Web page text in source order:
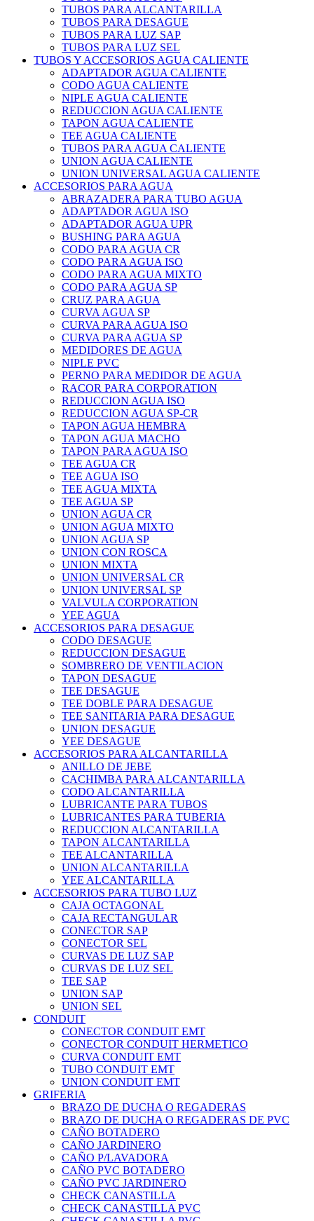
TUBOS PARA ALCANTARILLA
TUBOS PARA DESAGUE
TUBOS PARA LUZ SAP
TUBOS PARA LUZ SEL
TUBOS Y ACCESORIOS AGUA CALIENTE
ADAPTADOR AGUA CALIENTE
CODO AGUA CALIENTE
NIPLE AGUA CALIENTE
REDUCCION AGUA CALIENTE
TAPON AGUA CALIENTE
TEE AGUA CALIENTE
TUBOS PARA AGUA CALIENTE
UNION AGUA CALIENTE
UNION UNIVERSAL AGUA CALIENTE
ACCESORIOS PARA AGUA
ABRAZADERA PARA TUBO AGUA
ADAPTADOR AGUA ISO
ADAPTADOR AGUA UPR
BUSHING PARA AGUA
CODO PARA AGUA CR
CODO PARA AGUA ISO
CODO PARA AGUA MIXTO
CODO PARA AGUA SP
CRUZ PARA AGUA
CURVA AGUA SP
CURVA PARA AGUA ISO
CURVA PARA AGUA SP
MEDIDORES DE AGUA
NIPLE PVC
PERNO PARA MEDIDOR DE AGUA
RACOR PARA CORPORATION
REDUCCION AGUA ISO
REDUCCION AGUA SP-CR
TAPON AGUA HEMBRA
TAPON AGUA MACHO
TAPON PARA AGUA ISO
TEE AGUA CR
TEE AGUA ISO
TEE AGUA MIXTA
TEE AGUA SP
UNION AGUA CR
UNION AGUA MIXTO
UNION AGUA SP
UNION CON ROSCA
UNION MIXTA
UNION UNIVERSAL CR
UNION UNIVERSAL SP
VALVULA CORPORATION
YEE AGUA
ACCESORIOS PARA DESAGUE
CODO DESAGUE
REDUCCION DESAGUE
SOMBRERO DE VENTILACION
TAPON DESAGUE
TEE DESAGUE
TEE DOBLE PARA DESAGUE
TEE SANITARIA PARA DESAGUE
UNION DESAGUE
YEE DESAGUE
ACCESORIOS PARA ALCANTARILLA
ANILLO DE JEBE
CACHIMBA PARA ALCANTARILLA
CODO ALCANTARILLA
LUBRICANTE PARA TUBOS
LUBRICANTES PARA TUBERIA
REDUCCION ALCANTARILLA
TAPON ALCANTARILLA
TEE ALCANTARILLA
UNION ALCANTARILLA
YEE ALCANTARILLA
ACCESORIOS PARA TUBO LUZ
CAJA OCTAGONAL
CAJA RECTANGULAR
CONECTOR SAP
CONECTOR SEL
CURVAS DE LUZ SAP
CURVAS DE LUZ SEL
TEE SAP
UNION SAP
UNION SEL
CONDUIT
CONECTOR CONDUIT EMT
CONECTOR CONDUIT HERMETICO
CURVA CONDUIT EMT
TUBO CONDUIT EMT
UNION CONDUIT EMT
GRIFERIA
BRAZO DE DUCHA O REGADERAS
BRAZO DE DUCHA O REGADERAS DE PVC
CAÑO BOTADERO
CAÑO JARDINERO
CAÑO P/LAVADORA
CAÑO PVC BOTADERO
CAÑO PVC JARDINERO
CHECK CANASTILLA
CHECK CANASTILLA PVC